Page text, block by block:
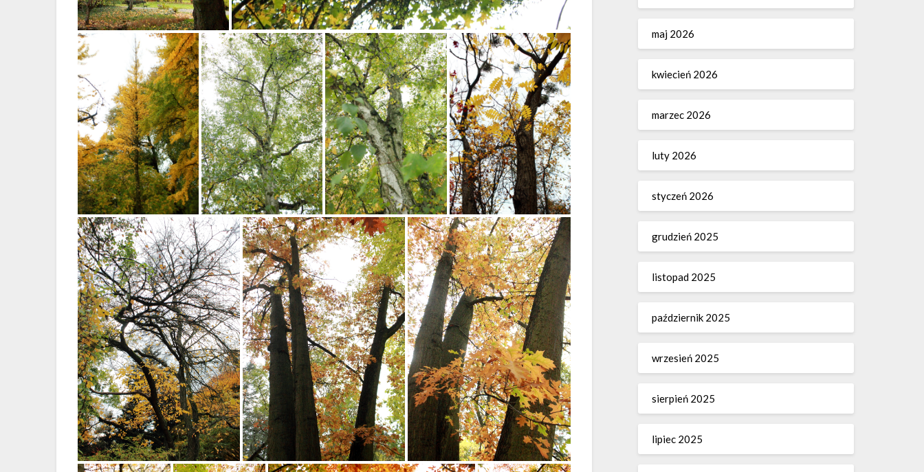
maj 2026
kwiecień 2026
marzec 2026
luty 2026
styczeń 2026
grudzień 2025
listopad 2025
październik 2025
wrzesień 2025
sierpień 2025
lipiec 2025